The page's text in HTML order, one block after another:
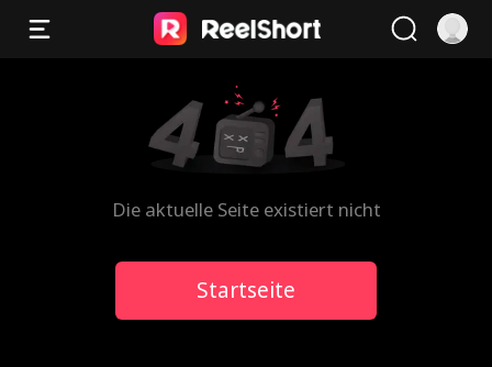
Die aktuelle Seite existiert nicht
Startseite